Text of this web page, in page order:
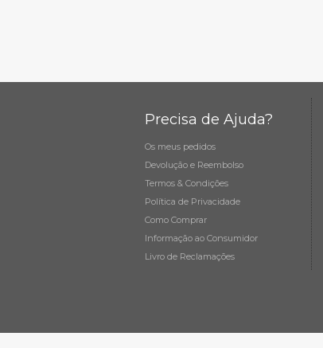
Precisa de Ajuda?
Os meus pedidos
Devolução e Reembolso
Termos & Condições
Política de Privacidade
Como Comprar
Informação ao Consumidor
Livro de Reclamações